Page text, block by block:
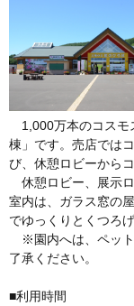
1,000万本のコスモ
棟」です。売店では
び、休憩ロビーから
休憩ロビー、展示ロ
室内は、ガラス窓の
でゆっくりとくつろ
※園内へは、ペット
了承ください。
■利用時間